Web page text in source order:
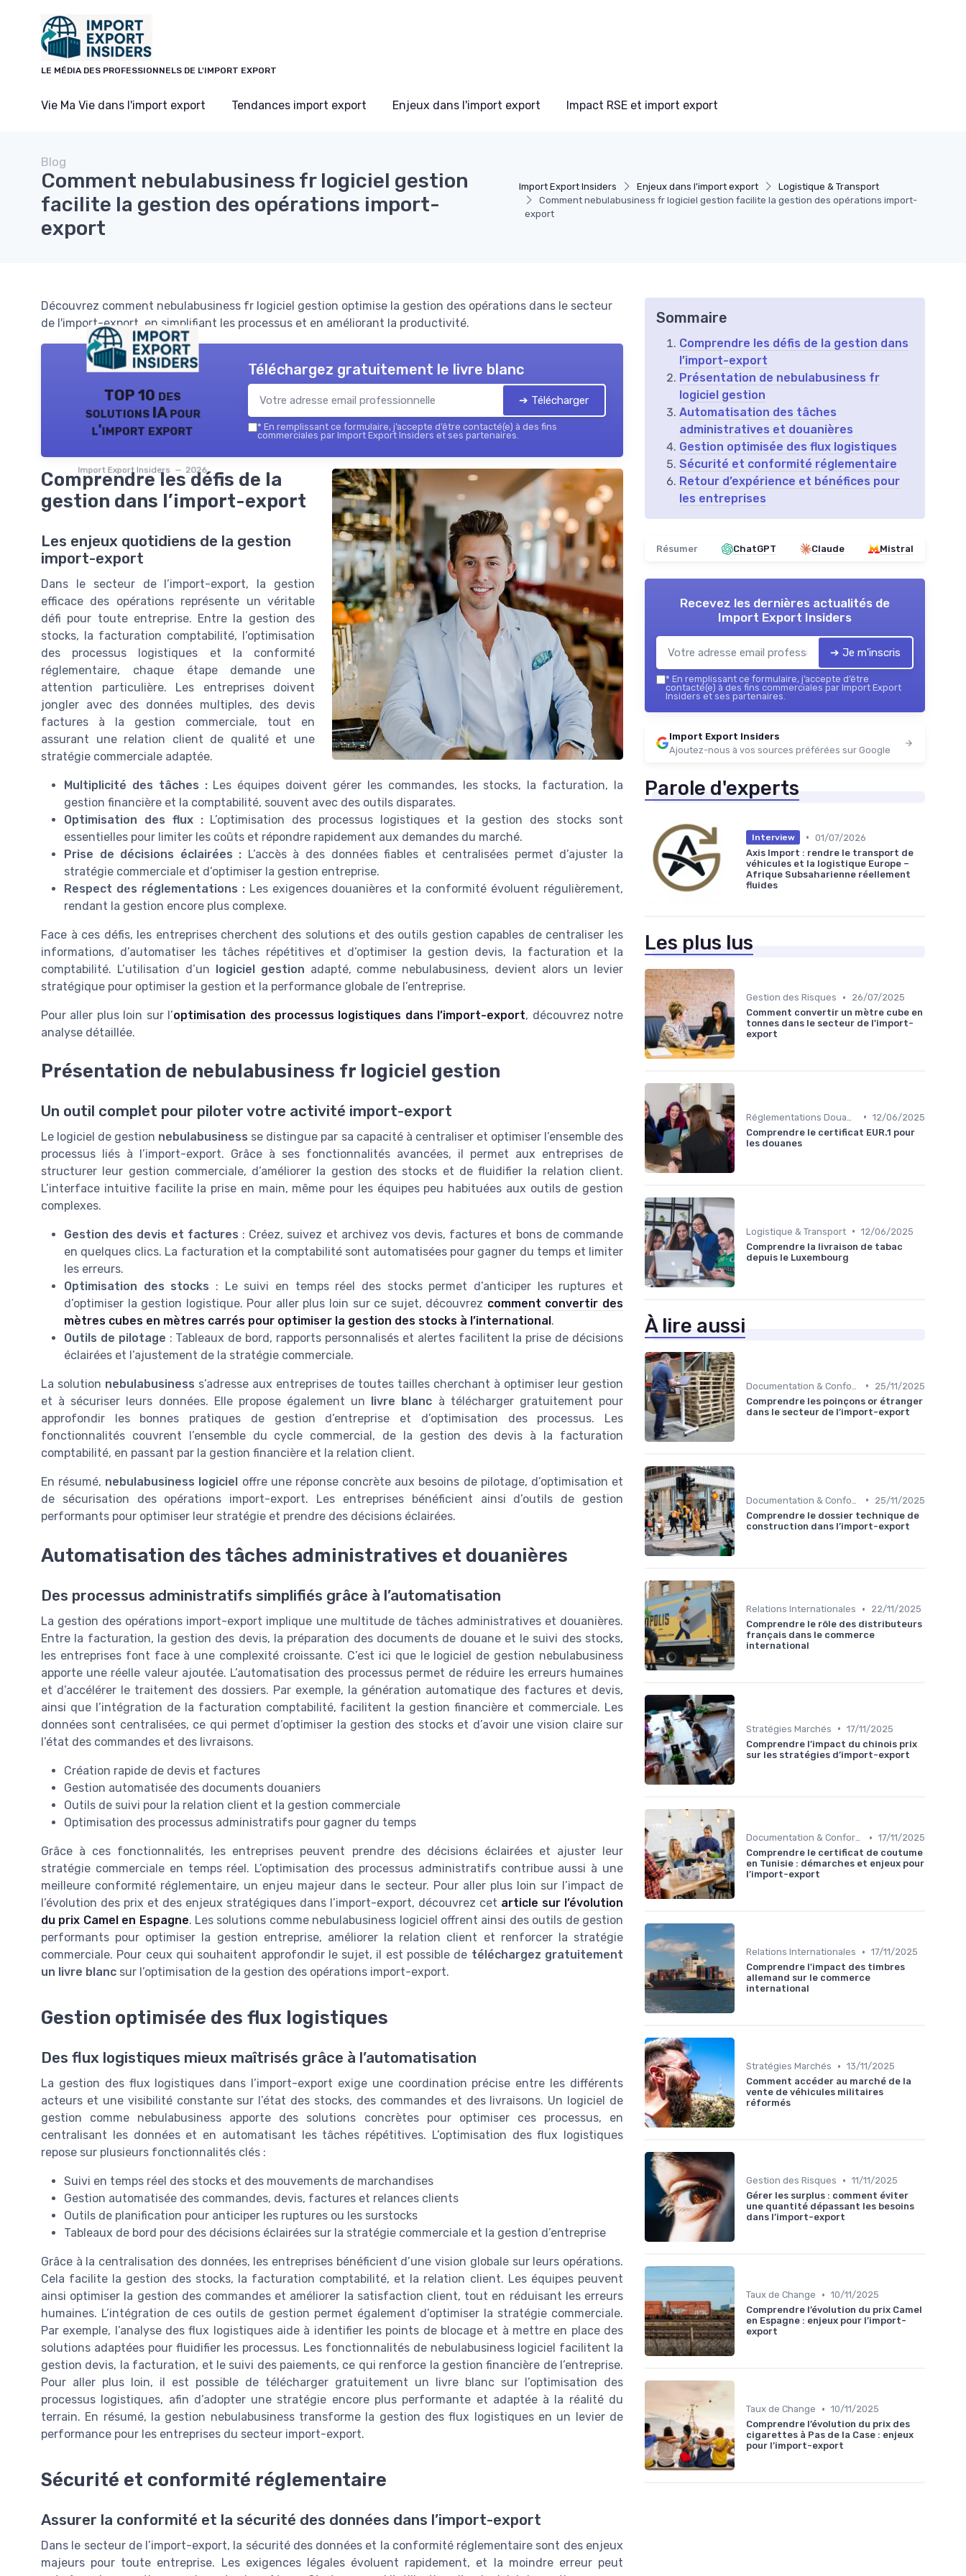
LE MÉDIA DES PROFESSIONNELS DE L'IMPORT EXPORT
Vie Ma Vie dans l'import export Tendances import export Enjeux dans l'import export Impact RSE et import export
Import Export Insiders Enjeux dans l'import export
Logistique & Transport
Comment nebulabusiness fr logiciel gestion facilite la gestion des opérations import-
export
Blog
Comment nebulabusiness fr logiciel gestion
facilite la gestion des opérations import-
export
Découvrez comment nebulabusiness fr logiciel gestion optimise la gestion des opérations dans le secteur
de l'import-export, en simplifiant les processus et en améliorant la productivité.
TOP 10 des
solutions IA pour
l'import export
Import Export Insiders — 2026
Téléchargez gratuitement le livre blanc
➔ Télécharger
* En remplissant ce formulaire, j’accepte d’être contacté(e) à des fins
commerciales par Import Export Insiders et ses partenaires.
Comprendre les défis de la
gestion dans l’import-export
Les enjeux quotidiens de la gestion
import-export
Dans le secteur de l’import-export, la gestion
efficace des opérations représente un véritable
défi pour toute entreprise. Entre la gestion des
stocks, la facturation comptabilité, l’optimisation
des processus logistiques et la conformité
réglementaire, chaque étape demande une
attention particulière. Les entreprises doivent
jongler avec des données multiples, des devis
factures à la gestion commerciale, tout en
assurant une relation client de qualité et une
stratégie commerciale adaptée.
Multiplicité des tâches :Les équipes doivent gérer les commandes, les stocks, la facturation, la
gestion financière et la comptabilité, souvent avec des outils disparates.
Optimisation des flux :L’optimisation des processus logistiques et la gestion des stocks sont
essentielles pour limiter les coûts et répondre rapidement aux demandes du marché.
Prise de décisions éclairées : L’accès à des données fiables et centralisées permet d’ajuster la
stratégie commerciale et d’optimiser la gestion entreprise.
Respect des réglementations :Les exigences douanières et la conformité évoluent régulièrement,
rendant la gestion encore plus complexe.
Face à ces défis, les entreprises cherchent des solutions et des outils gestion capables de centraliser les
informations, d’automatiser les tâches répétitives et d’optimiser la gestion devis, la facturation et la
comptabilité. L’utilisation d’un logiciel gestion adapté, comme nebulabusiness, devient alors un levier
stratégique pour optimiser la gestion et la performance globale de l’entreprise.
Pour aller plus loin sur l’optimisation des processus logistiques dans l’import-export, découvrez notre
analyse détaillée.
Présentation de nebulabusiness fr logiciel gestion
Un outil complet pour piloter votre activité import-export
Le logiciel de gestion nebulabusiness se distingue par sa capacité à centraliser et optimiser l’ensemble des
processus liés à l’import-export. Grâce à ses fonctionnalités avancées, il permet aux entreprises de
structurer leur gestion commerciale, d’améliorer la gestion des stocks et de fluidifier la relation client.
L’interface intuitive facilite la prise en main, même pour les équipes peu habituées aux outils de gestion
complexes.
Gestion des devis et factures : Créez, suivez et archivez vos devis, factures et bons de commande
en quelques clics. La facturation et la comptabilité sont automatisées pour gagner du temps et limiter
les erreurs.
Optimisation des stocks : Le suivi en temps réel des stocks permet d’anticiper les ruptures et
d’optimiser la gestion logistique. Pour aller plus loin sur ce sujet, découvrez comment convertir des
mètres cubes en mètres carrés pour optimiser la gestion des stocks à l’international .
Outils de pilotage : Tableaux de bord, rapports personnalisés et alertes facilitent la prise de décisions
éclairées et l’ajustement de la stratégie commerciale.
La solution nebulabusiness s’adresse aux entreprises de toutes tailles cherchant à optimiser leur gestion
et à sécuriser leurs données. Elle propose également un
livre blanc à télécharger gratuitement pour
approfondir les bonnes pratiques de gestion d’entreprise et d’optimisation des processus. Les
fonctionnalités couvrent l’ensemble du cycle commercial, de la gestion des devis à la facturation
comptabilité, en passant par la gestion financière et la relation client.
En résumé, nebulabusiness logiciel
offre une réponse concrète aux besoins de pilotage, d’optimisation et
de sécurisation des opérations import-export. Les entreprises bénéficient ainsi d’outils de gestion
performants pour optimiser leur stratégie et prendre des décisions éclairées.
Automatisation des tâches administratives et douanières
Des processus administratifs simplifiés grâce à l’automatisation
La gestion des opérations import-export implique une multitude de tâches administratives et douanières.
Entre la facturation, la gestion des devis, la préparation des documents de douane et le suivi des stocks,
les entreprises font face à une complexité croissante. C’est ici que le logiciel de gestion nebulabusiness
apporte une réelle valeur ajoutée. L’automatisation des processus permet de réduire les erreurs humaines
et d’accélérer le traitement des dossiers. Par exemple, la génération automatique des factures et devis,
ainsi que l’intégration de la facturation comptabilité, facilitent la gestion financière et commerciale. Les
données sont centralisées, ce qui permet d’optimiser la gestion des stocks et d’avoir une vision claire sur
l’état des commandes et des livraisons.
Création rapide de devis et factures
Gestion automatisée des documents douaniers
Outils de suivi pour la relation client et la gestion commerciale
Optimisation des processus administratifs pour gagner du temps
Grâce à ces fonctionnalités, les entreprises peuvent prendre des décisions éclairées et ajuster leur
stratégie commerciale en temps réel. L’optimisation des processus administratifs contribue aussi à une
meilleure conformité réglementaire, un enjeu majeur dans le secteur. Pour aller plus loin sur l’impact de
l’évolution des prix et des enjeux stratégiques dans l’import-export, découvrez cet article sur l’évolution
du prix Camel en Espagne. Les solutions comme nebulabusiness logiciel offrent ainsi des outils de gestion
performants pour optimiser la gestion entreprise, améliorer la relation client et renforcer la stratégie
commerciale. Pour ceux qui souhaitent approfondir le sujet, il est possible de téléchargez gratuitement
un livre blanc sur l’optimisation de la gestion des opérations import-export.
Gestion optimisée des flux logistiques
Des flux logistiques mieux maîtrisés grâce à l’automatisation
La gestion des flux logistiques dans l’import-export exige une coordination précise entre les différents
acteurs et une visibilité constante sur l’état des stocks, des commandes et des livraisons. Un logiciel de
gestion comme nebulabusiness apporte des solutions concrètes pour optimiser ces processus, en
centralisant les données et en automatisant les tâches répétitives. L’optimisation des flux logistiques
repose sur plusieurs fonctionnalités clés :
Suivi en temps réel des stocks et des mouvements de marchandises
Gestion automatisée des commandes, devis, factures et relances clients
Outils de planification pour anticiper les ruptures ou les surstocks
Tableaux de bord pour des décisions éclairées sur la stratégie commerciale et la gestion d’entreprise
Grâce à la centralisation des données, les entreprises bénéficient d’une vision globale sur leurs opérations.
Cela facilite la gestion des stocks, la facturation comptabilité, et la relation client. Les équipes peuvent
ainsi optimiser la gestion des commandes et améliorer la satisfaction client, tout en réduisant les erreurs
humaines. L’intégration de ces outils de gestion permet également d’optimiser la stratégie commerciale.
Par exemple, l’analyse des flux logistiques aide à identifier les points de blocage et à mettre en place des
solutions adaptées pour fluidifier les processus. Les fonctionnalités de nebulabusiness logiciel facilitent la
gestion devis, la facturation, et le suivi des paiements, ce qui renforce la gestion financière de l’entreprise.
Pour aller plus loin, il est possible de télécharger gratuitement un livre blanc sur l’optimisation des
processus logistiques, afin d’adopter une stratégie encore plus performante et adaptée à la réalité du
terrain. En résumé, la gestion nebulabusiness transforme la gestion des flux logistiques en un levier de
performance pour les entreprises du secteur import-export.
Sécurité et conformité réglementaire
Assurer la conformité et la sécurité des données dans l’import-export
Dans le secteur de l’import-export, la sécurité des données et la conformité réglementaire sont des enjeux
majeurs pour toute entreprise. Les exigences légales évoluent rapidement, et la moindre erreur peut
Sommaire
Comprendre les défis de la gestion dans
l’import-export
Présentation de nebulabusiness fr
logiciel gestion
Automatisation des tâches
administratives et douanières
Gestion optimisée des flux logistiques
Sécurité et conformité réglementaire
Retour d’expérience et bénéfices pour
les entreprises
Résumer ChatGPT Claude Mistral
Recevez les dernières actualités de
Import Export Insiders
➔ Je m'inscris
* En remplissant ce formulaire, j’accepte d’être
contacté(e) à des fins commerciales par Import Export
Insiders et ses partenaires.
Import Export Insiders
Ajoutez-nous à vos sources préférées sur Google
Parole d'experts
Interview • 01/07/2026
Axis Import : rendre le transport de
véhicules et la logistique Europe –
Afrique Subsaharienne réellement
fluides
Les plus lus
Gestion des Risques •
26/07/2025
Comment convertir un mètre cube en
tonnes dans le secteur de l'import-
export
• 12/06/2025
Comprendre le certificat EUR.1 pour
les douanes
Logistique & Transport • 12/06/2025
Comprendre la livraison de tabac
depuis le Luxembourg
À lire aussi
•
25/11/2025
Comprendre les poinçons or étranger
dans le secteur de l’import-export
•
25/11/2025
Comprendre le dossier technique de
construction dans l’import-export
Relations Internationales •
22/11/2025
Comprendre le rôle des distributeurs
français dans le commerce
international
Stratégies Marchés • 17/11/2025
Comprendre l’impact du chinois prix
sur les stratégies d’import-export
Documentation & Conformité • 17/11/2025
Comprendre le certificat de coutume
en Tunisie : démarches et enjeux pour
l’import-export
Relations Internationales • 17/11/2025
Comprendre l'impact des timbres
allemand sur le commerce
international
Stratégies Marchés • 13/11/2025
Comment accéder au marché de la
vente de véhicules militaires
réformés
Gestion des Risques • 11/11/2025
Gérer les surplus : comment éviter
une quantité dépassant les besoins
dans l’import-export
Taux de Change • 10/11/2025
Comprendre l’évolution du prix Camel
en Espagne : enjeux pour l’import-
export
Taux de Change • 10/11/2025
Comprendre l’évolution du prix des
cigarettes à Pas de la Case : enjeux
pour l’import-export